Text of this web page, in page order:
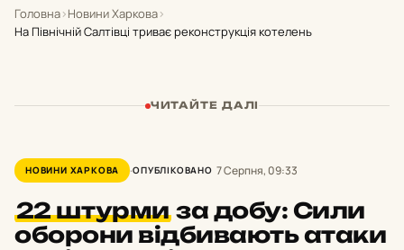
Головна›Новини Харкова›
На Північній Салтівці триває реконструкція котелень
ЧИТАЙТЕ ДАЛІ
НОВИНИ ХАРКОВА ОПУБЛІКОВАНО 7 Серпня, 09:33
22 штурмиза добу: Сили
оборони відбивають атаки